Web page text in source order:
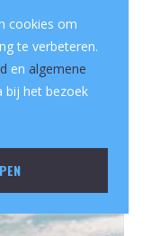
cookies om
te verbeteren.
en algemene
bij het bezoek